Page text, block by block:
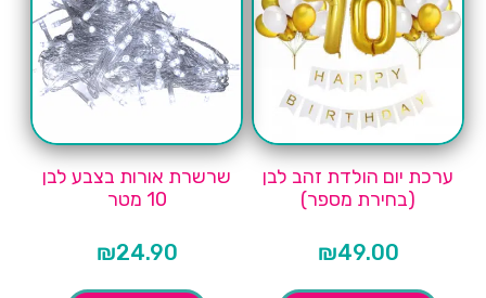
ערכת יום הולדת זהב לבן
(בחירת מספר)
₪49.00
שרשרת אורות בצבע לבן
10 מטר
₪24.90